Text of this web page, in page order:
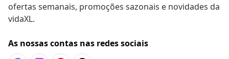
ofertas semanais, promoções sazonais e novidades da
vidaXL.
As nossas contas nas redes sociais